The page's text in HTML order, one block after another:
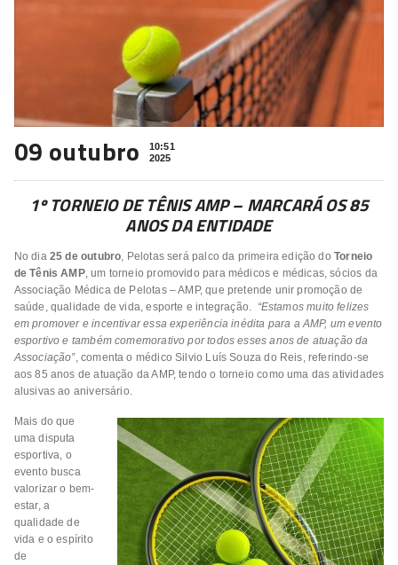
09 outubro
10:51
2025
1º TORNEIO DE TÊNIS AMP – MARCARÁ OS 85
ANOS DA ENTIDADE
No dia 25 de outubro, Pelotas será palco da primeira edição doTorneio
de Tênis AMP, um torneio promovido para médicos e médicas, sócios da
Associação Médica de Pelotas – AMP, que pretende unir promoção de
saúde, qualidade de vida, esporte e integração. “Estamos muito felizes
em promover e incentivar essa experiência inédita para a AMP, um evento
esportivo e também comemorativo por todos esses anos de atuação da
Associação”, comenta o médico Silvio Luís Souza do Reis, referindo-se
aos 85 anos de atuação da AMP, tendo o torneio como uma das atividades
alusivas ao aniversário.
Mais do que
uma disputa
esportiva, o
evento busca
valorizar o bem-
estar, a
qualidade de
vida e o espírito
de